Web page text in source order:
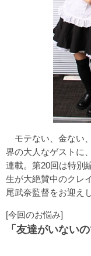
モテない、金ない
界の大人なゲストに
連載。第20回は特別
生が大絶賛中のクレ
尾武奈監督をお迎え
[今回のお悩み]
「友達がいない